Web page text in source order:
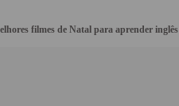
filmes de Natal para aprender inglês